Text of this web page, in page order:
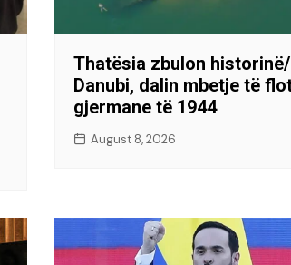
Thatësia zbulon
Danubi, dalin mbetje të
gjermane të 1944
August 8, 2026